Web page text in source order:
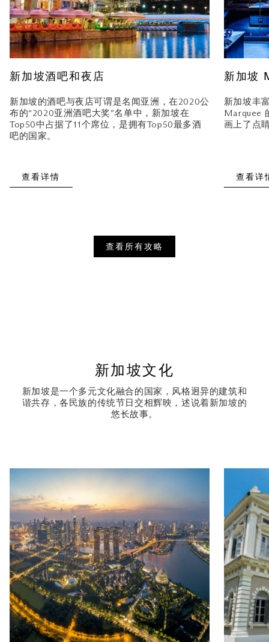
新加坡酒吧和夜店
新加坡的酒吧与夜店可谓是名闻亚洲，在2020公
布的“2020亚洲酒吧大奖”名单中，新加坡在
Top50中占据了11个席位，是拥有Top50最多酒
吧的国家。
查看详情
新加坡
新加坡丰
Marquee
画上了点
查看详
查看所有攻略
新加坡文化
新加坡是一个多元文化融合的国家，风格迥异的建筑和
谐共存，各民族的传统节日交相辉映，述说着新加坡的
悠长故事。